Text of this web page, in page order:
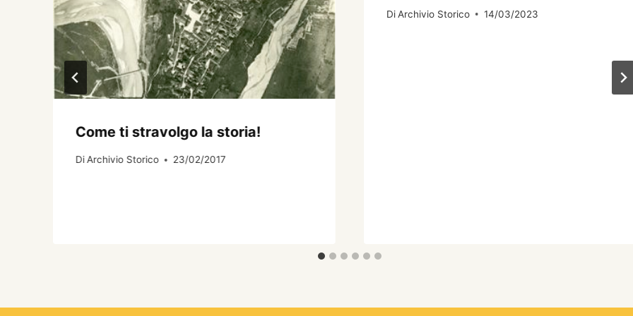
Come ti stravolgo la storia!
DiArchivio Storico 23/02/2017
Di Archivio Storico 14/03/2023